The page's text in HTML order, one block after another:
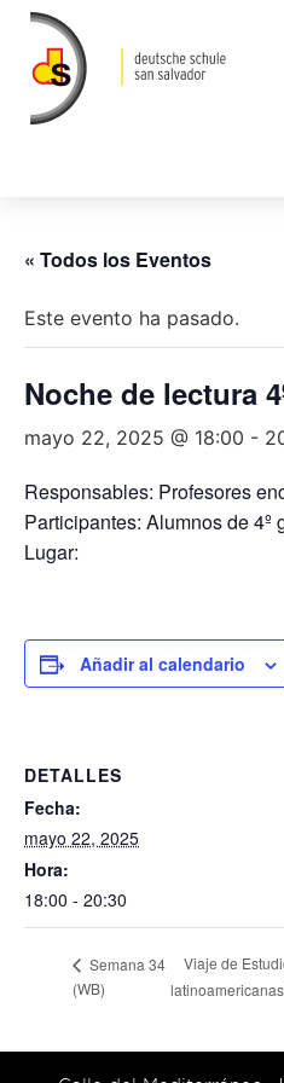
« Todos los Eventos
Este evento ha pasado.
Noche de lectura
mayo 22, 2025 @ 18:00 -
Responsables: Profesores
Participantes: Alumnos de 4º
Lugar:
Añadir al calendario
DETALLES
Fecha:
mayo 22, 2025
Hora:
18:00 - 20:30
Semana 34
(WB)
Viaje de